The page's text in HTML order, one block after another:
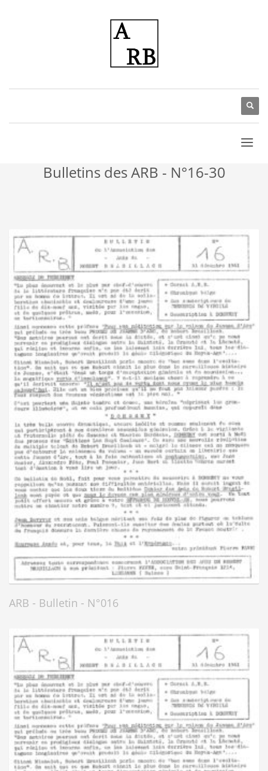
Bulletins des ARB - N°16-30
ARB - Bulletin - N°016